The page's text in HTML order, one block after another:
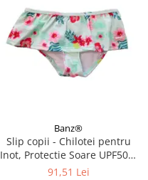
Banz®
Slip copii - Chilotei pentru
Inot, Protectie Soare UPF50+,
Floral Mint, Diverse marimi
91,51 Lei